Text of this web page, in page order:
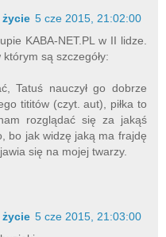
życie 5 cze 2015, 21:02:00
KABA-NET.PL w II lidze.
są szczegóły:
Tatuś nauczył go dobrze
tititów (czyt. aut), piłka to
rozglądać się za jakąś
bo jak widzę jaką ma frajdę
się na mojej twarzy.
życie 5 cze 2015, 21:03:00